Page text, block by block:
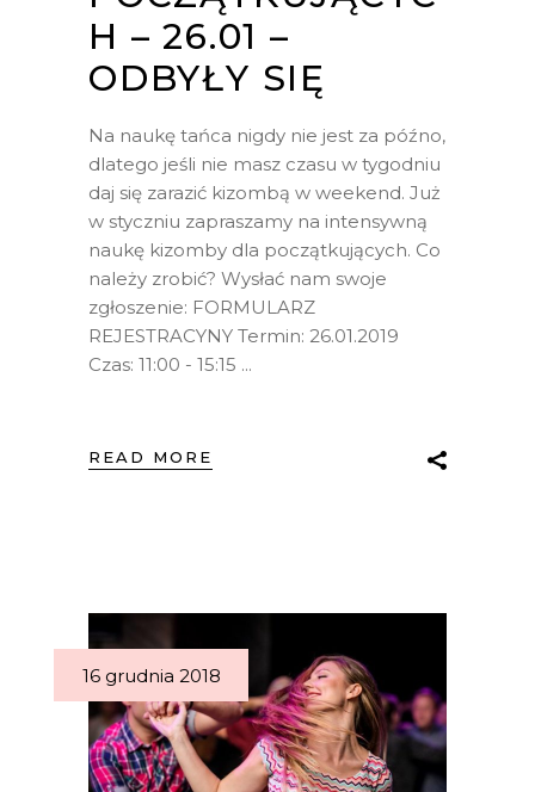
H – 26.01 –
ODBYŁY SIĘ
Na naukę tańca nigdy nie jest za późno,
dlatego jeśli nie masz czasu w tygodniu
daj się zarazić kizombą w weekend. Już
w styczniu zapraszamy na intensywną
naukę kizomby dla początkujących. Co
należy zrobić? Wysłać nam swoje
zgłoszenie: FORMULARZ
REJESTRACYNY Termin: 26.01.2019
Czas: 11:00 - 15:15
READ MORE
16 grudnia 2018